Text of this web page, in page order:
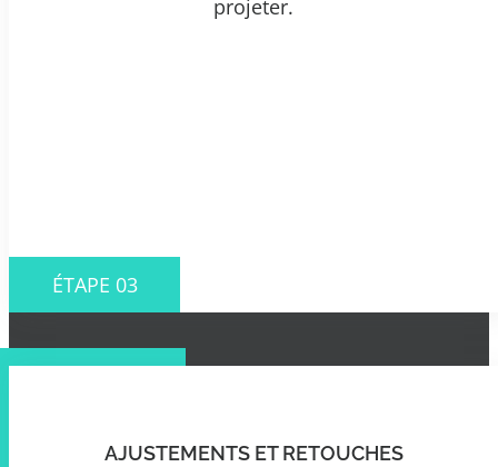
projeter.
ÉTAPE 03
AJUSTEMENTS ET RETOUCHES